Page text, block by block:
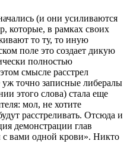
(и они усиливаются
которые, в рамках своих
то ту, то иную
поле это создает дикую
полностью
смысле расстрел
точно записные либералы
этого слова) стала еще
мол, не хотите
расстреливать. Отсюда и
демонстрации глав
вами одной крови». Никто